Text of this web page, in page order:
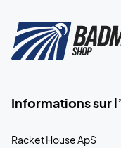
Informations sur
Racket House ApS